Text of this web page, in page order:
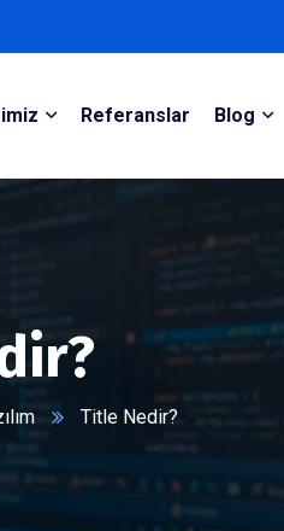
Referanslar Blog
Title Nedir?